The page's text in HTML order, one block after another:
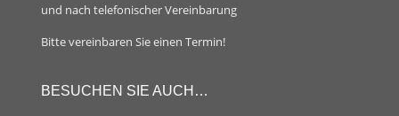
und nach telefonischer Vereinbarung
Bitte vereinbaren Sie einen Termin!
BESUCHEN SIE AUCH…